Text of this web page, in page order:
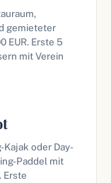
gemieteter
EUR. Erste 5
mit Verein
oder Day-
Paddel mit
Erste